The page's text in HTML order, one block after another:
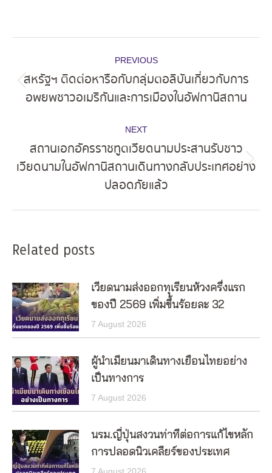
navigation
PREVIOUS
Previous
post:
สหรัฐฯ ติดต่อหารือกับกลุ่มตอลิบันเกี่ยวกับการ
อพยพชาวอเมริกันและการเมืองในอัฟกานิสถาน
NEXT
Next
post:
สถานเอกอัครราชทูตเวียดนามประสานรับชาว
เวียดนามในอัฟกานิสถานเดินทางกลับประเทศอย่าง
ปลอดภัยแล้ว
Related posts
เวียดนามส่งออกทุเรียนห้วงครึ่งแรก
ของปี 2569 เพิ่มขึ้นร้อยละ 32
7 August 2026
ผู้นำเมียนมาเดินทางเยือนไทยอย่าง
เป็นทางการ
7 August 2026
นรม.ญี่ปุ่นสงวนท่าทีต่อการแก้ไขหลัก
การปลอดนิวเคลียร์ของประเทศ